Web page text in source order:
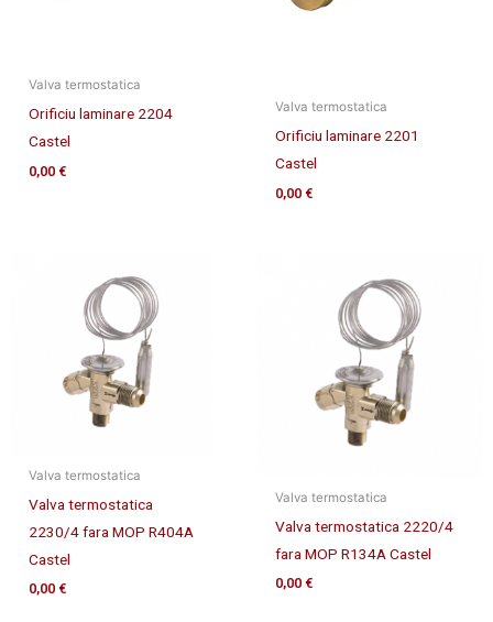
Valva termostatica
Orificiu laminare 2204
Castel
0,00 €
Valva termostatica
Orificiu laminare 2201
Castel
0,00 €
Valva termostatica
Valva termostatica
2230/4 fara MOP R404A
Castel
0,00 €
Valva termostatica
Valva termostatica 2220/4
fara MOP R134A Castel
0,00 €